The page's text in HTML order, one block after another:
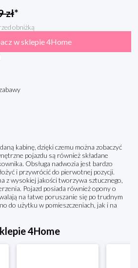
zł*
obniżką
w sklepie 4Home
kabinę, dzięki czemu można zobaczyć
pojazdu są również składane
Obsługa nadwozia jest bardzo
i przywrócić do pierwotnej pozycji.
z wysokiej jakości tworzywa sztucznego,
Pojazd posiada również opony o
na łatwe poruszanie się po trudnym
do użytku w pomieszczeniach, jak i na
4Home